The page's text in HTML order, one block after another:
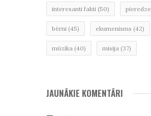
interesanti fakti (50) pieredze
bērni (45) ekumenisms (42)
mūzika (40) misija (37)
JAUNĀKIE KOMENTĀRI